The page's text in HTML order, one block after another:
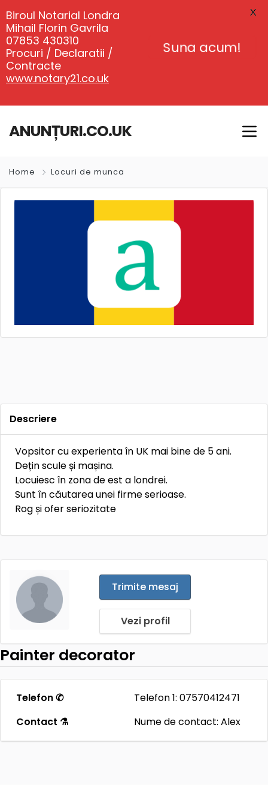
ANUNȚURI.CO.UK
Home Locuri de munca
Descriere
Vopsitor cu experienta în UK mai bine de 5 ani.
Dețin scule și mașina.
Locuiesc în zona de est a londrei.
Sunt în căutarea unei firme serioase.
Rog și ofer seriozitate
Trimite mesaj
Vezi profil
Painter decorator
Telefon ✆
Telefon 1: 07570412471
Contact ⚗
Nume de contact: Alex
Biroul Notarial Londra
Mihail Florin Gavrila
07853 430310
Procuri / Declaratii /
Contracte
www.notary21.co.uk
Suna acum!
X